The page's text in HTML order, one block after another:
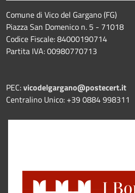
Comune di Vico del Gargano (FG)
Piazza San Domenico n. 5 - 71018
Codice Fiscale: 84000190714
Partita IVA: 00980770713
PEC:vicodelgargano@postecert.it
Centralino Unico: +39 0884 998311